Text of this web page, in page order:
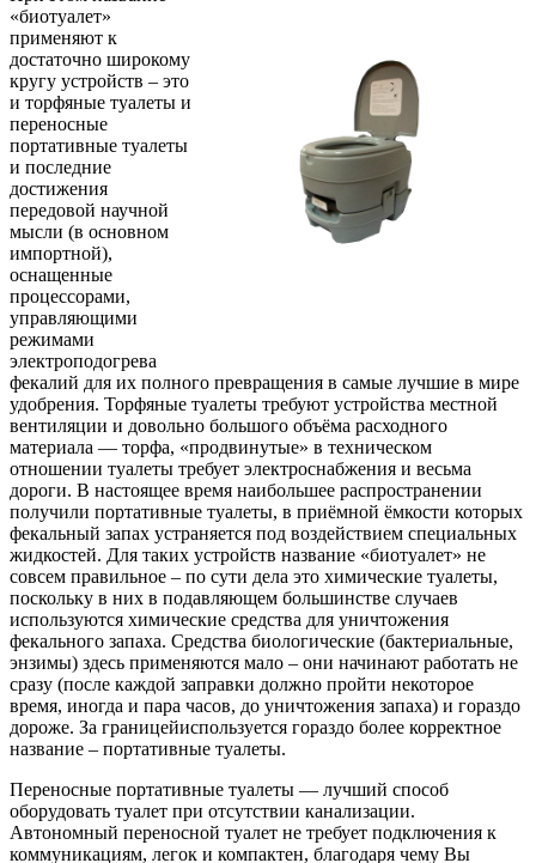
«биотуалет»
применяют к
достаточно широкому
кругу устройств – это
и торфяные туалеты и
переносные
портативные туалеты
и последние
достижения
передовой научной
мысли (в основном
импортной),
оснащенные
процессорами,
управляющими
режимами
электроподогрева
фекалий для их полного превращения в самые лучшие в мире
удобрения. Торфяные туалеты требуют устройства местной
вентиляции и довольно большого объёма расходного
материала — торфа, «продвинутые» в техническом
отношении туалеты требует электроснабжения и весьма
дороги. В настоящее время наибольшее распространении
получили портативные туалеты, в приёмной ёмкости которых
фекальный запах устраняется под воздействием специальных
жидкостей. Для таких устройств название «биотуалет» не
совсем правильное – по сути дела это химические туалеты,
поскольку в них в подавляющем большинстве случаев
используются химические средства для уничтожения
фекального запаха. Средства биологические (бактериальные,
энзимы) здесь применяются мало – они начинают работать не
сразу (после каждой заправки должно пройти некоторое
время, иногда и пара часов, до уничтожения запаха) и гораздо
дороже. За границейиспользуется гораздо более корректное
название – портативные туалеты.
Переносные портативные туалеты — лучший способ
оборудовать туалет при отсутствии канализации.
Автономный переносной туалет не требует подключения к
коммуникациям, легок и компактен, благодаря чему Вы